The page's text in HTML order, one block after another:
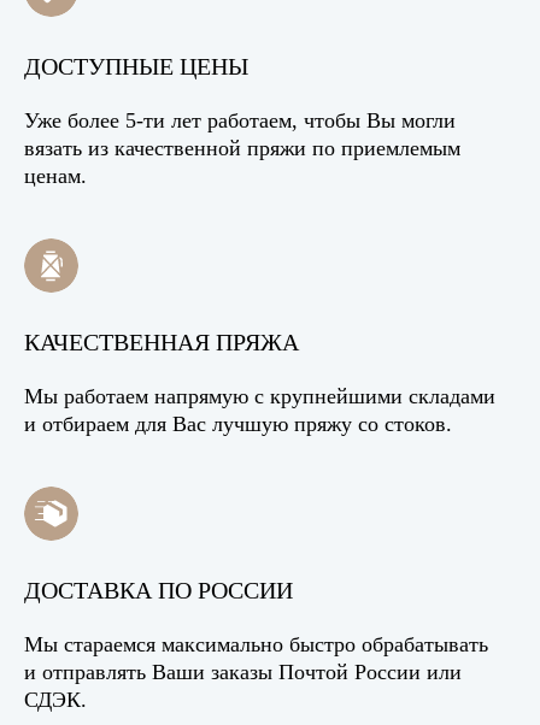
ДОСТУПНЫЕ ЦЕНЫ
Уже более 5-ти лет работаем, чтобы Вы могли
вязать из качественной пряжи по приемлемым
ценам.
КАЧЕСТВЕННАЯ ПРЯЖА
Мы работаем напрямую с крупнейшими складами
и отбираем для Вас лучшую пряжу со стоков.
ДОСТАВКА ПО РОССИИ
Мы стараемся максимально быстро обрабатывать
и отправлять Ваши заказы Почтой России или
СДЭК.